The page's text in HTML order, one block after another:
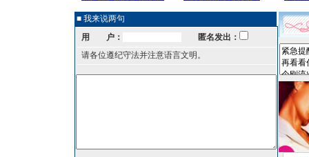
■ 我来说两句
用 户：
匿名发出：
请各位遵纪守法并注意语言文明。